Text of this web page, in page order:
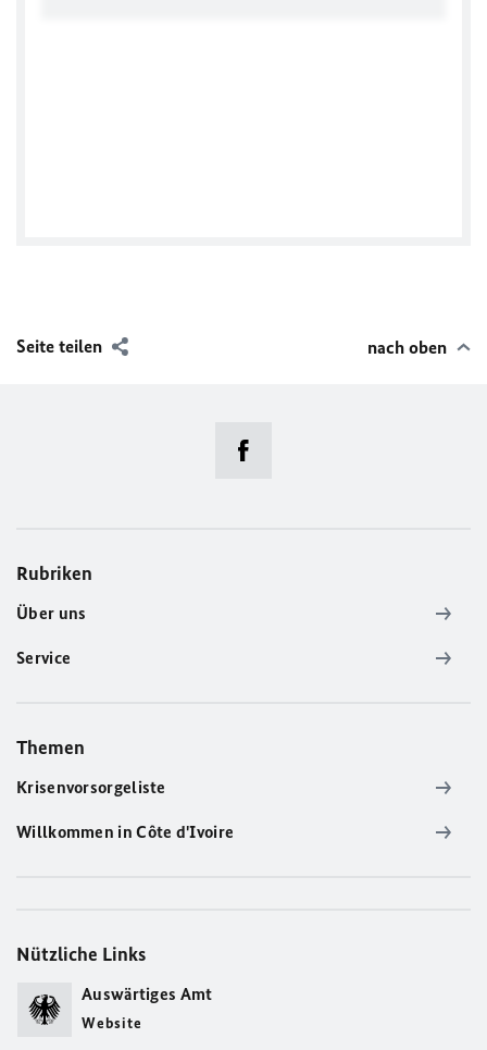
Seite teilen nach oben
Rubriken
Über uns
Service
Themen
Krisenvorsorgeliste
Willkommen in Côte d'Ivoire
Nützliche Links
Auswärtiges Amt
Website